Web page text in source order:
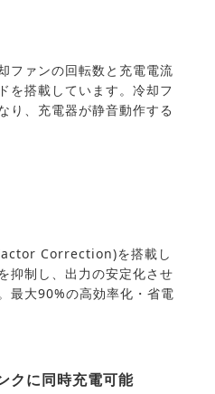
ファンの回転数と充電電流
を搭載しています。冷却フ
り、充電器が静音動作する
Correction)を搭載し
抑制し、出力の安定化させ
最大90%の高効率化・省電
クに同時充電可能